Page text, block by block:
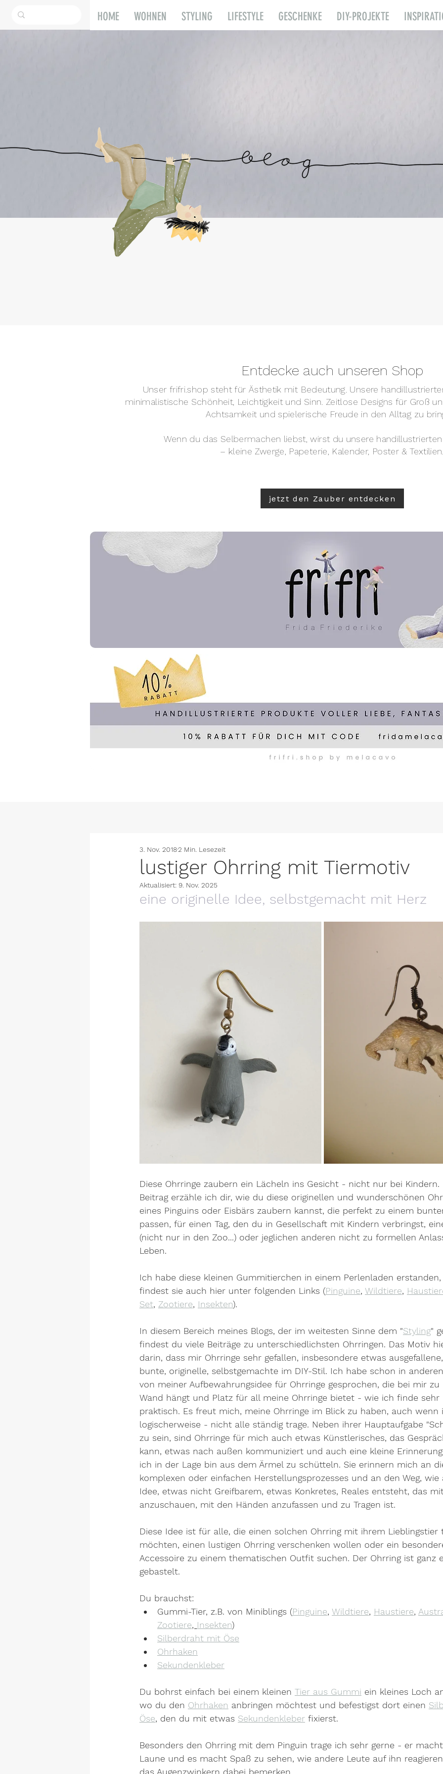
HOME WOHNEN STYLING LIFESTYLE GESCHENKE DIY-PROJEKTE
Entdecke auch unseren Shop
Unser frifri.shop steht für Ästhetik mit Bedeutung. Unsere
minimalistische Schönheit, Leichtigkeit und Sinn. Zeitlose Designs für Groß
Achtsamkeit und spielerische Freude in den Alltag zu
Wenn du das Selbermachen liebst, wirst du unsere
– kleine Zwerge, Papeterie, Kalender, Poster &
jetzt den Zauber entdecken
lustiger Ohrring mit Tiermotiv
3. Nov. 20182 Min. Lesezeit
Aktualisiert: 9. Nov. 2025
​eine originelle Idee, selbstgemacht mit Herz
Diese Ohrringe zaubern ein Lächeln ins Gesicht - nicht nur bei
Beitrag erzähle ich dir, wie du diese originellen und wunderschönen
eines Pinguins oder Eisbärs zaubern kannst, die perfekt zu einem
passen, für einen Tag, den du in Gesellschaft mit Kindern verbringst,
(nicht nur in den Zoo...) oder jeglichen anderen nicht zu formellen
Leben.
Ich habe diese kleinen Gummitierchen in einem Perlenladen
findest sie auch hier unter folgenden Links (Pinguine, Wildtiere,
Set, Zootiere, Insekten).
In diesem Bereich meines Blogs, der im weitesten Sinne dem "Styling"
findest du viele Beiträge zu unterschiedlichsten Ohrringen. Das Motiv
darin, dass mir Ohrringe sehr gefallen, insbesondere etwas
bunte, originelle, selbstgemachte im DIY-Stil. Ich habe schon in
von meiner Aufbewahrungsidee für Ohrringe gesprochen, die bei mir
Wand hängt und Platz für all meine Ohrringe bietet - wie ich finde
praktisch. Es freut mich, meine Ohrringe im Blick zu haben, auch
logischerweise - nicht alle ständig trage. Neben ihrer Hauptaufgabe
zu sein, sind Ohrringe für mich auch etwas Künstlerisches, das
kann, etwas nach außen kommuniziert und auch eine kleine
ich in der Lage bin aus dem Ärmel zu schütteln. Sie erinnern mich an
komplexen oder einfachen Herstellungsprozesses und an den Weg,
Idee, etwas nicht Greifbarem, etwas Konkretes, Reales entsteht, das
anzuschauen, mit den Händen anzufassen und zu Tragen ist.
Diese Idee ist für alle, die einen solchen Ohrring mit ihrem
möchten, einen lustigen Ohrring verschenken wollen oder ein
Accessoire zu einem thematischen Outfit suchen. Der Ohrring ist ganz
gebastelt.
Du brauchst:
Gummi-Tier, z.B. von Miniblings (Pinguine, Wildtiere, Haustiere,
Zootiere, Insekten)
Silberdraht mit Öse
Ohrhaken
Sekundenkleber
Du bohrst einfach bei einem kleinen Tier aus Gummi ein kleines Loch
wo du den Ohrhaken anbringen möchtest und befestigst dort einen
Öse, den du mit etwas Sekundenkleber fixierst.
Besonders den Ohrring mit dem Pinguin trage ich sehr gerne - er
Laune und es macht Spaß zu sehen, wie andere Leute auf ihn